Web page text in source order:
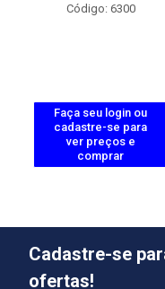
Código: 6300
Faça seu login ou
cadastre-se para
ver preços e
comprar
Cadastre-se
ofertas!